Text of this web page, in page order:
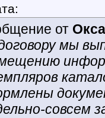
от Окса
мы
совсем